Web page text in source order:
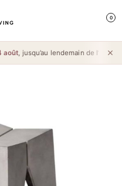
0
, jusqu’au lendemain de l’ Aïd al-